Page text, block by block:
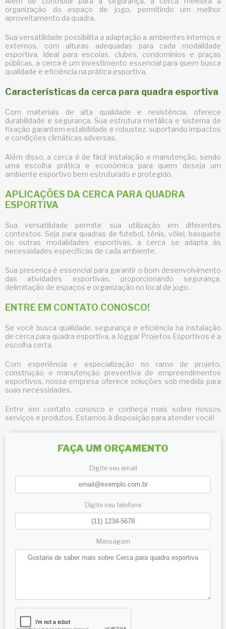
organização do espaço de jogo, permitindo um melhor
aproveitamento da quadra.
Sua versatilidade possibilita a adaptação a ambientes internos e
externos, com alturas adequadas para cada modalidade
esportiva. Ideal para escolas, clubes, condomínios e praças
públicas, a cerca é um investimento essencial para quem busca
qualidade e eficiência na prática esportiva.
Características da cerca para quadra esportiva
Com materiais de alta qualidade e resistência, oferece
durabilidade e segurança. Sua estrutura metálica e sistema de
fixação garantem estabilidade e robustez, suportando impactos
e condições climáticas adversas.
Além disso, a cerca é de fácil instalação e manutenção, sendo
uma escolha prática e econômica para quem deseja um
ambiente esportivo bem estruturado e protegido.
APLICAÇÕES DA CERCA PARA QUADRA
ESPORTIVA
Sua versatilidade permite sua utilização em diferentes
contextos. Seja para quadras de futebol, tênis, vôlei, basquete
ou outras modalidades esportivas, a cerca se adapta às
necessidades específicas de cada ambiente.
Sua presença é essencial para garantir o bom desenvolvimento
das atividades esportivas, proporcionando segurança,
delimitação de espaços e organização no local de jogo.
ENTRE EM CONTATO CONOSCO!
Se você busca qualidade, segurança e eficiência na instalação
de cerca para quadra esportiva, a Joggar Projetos Esportivos é a
escolha certa.
Com experiência e especialização no ramo de projeto,
construção e manutenção preventiva de empreendimentos
esportivos, nossa empresa oferece soluções sob medida para
suas necessidades.
Entre em contato conosco e conheça mais sobre nossos
serviços e produtos. Estamos à disposição para atender você!
FAÇA UM ORÇAMENTO
Digite seu email
Digite seu telefone
Mensagem